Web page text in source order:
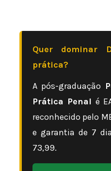
Quer dominar
prática?
A pós-graduação
Prática Penal é
reconhecido pelo
e garantia de 7
73,99.